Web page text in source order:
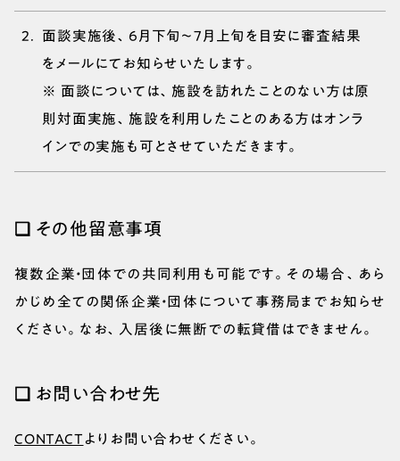
面談実施後、6月下旬〜7月上旬を目安に審査結果
をメールにてお知らせいたします。
※ 面談については、施設を訪れたことのない方は原
則対面実施、施設を利用したことのある方はオンラ
インでの実施も可とさせていただきます。
❑ その他留意事項
複数企業・団体での共同利用も可能です。その場合、あら
かじめ全ての関係企業・団体について事務局までお知らせ
ください。なお、入居後に無断での転貸借はできません。
❑ お問い合わせ先
CONTACT よりお問い合わせください。